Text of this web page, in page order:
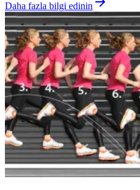
Daha fazla bilgi edinin